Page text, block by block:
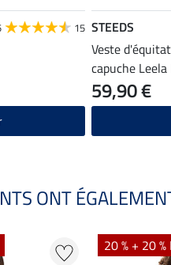
15 STEEDS
Veste
capuche Leela
59,90 €
ONT
20 % + 20 %